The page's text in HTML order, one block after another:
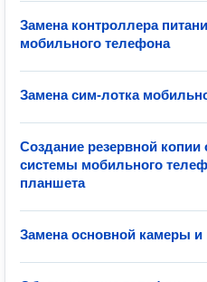
Замена контроллера
мобильного телефона
Замена сим-лотка
Создание резервной копии
системы мобильного
планшета
Замена основной камеры